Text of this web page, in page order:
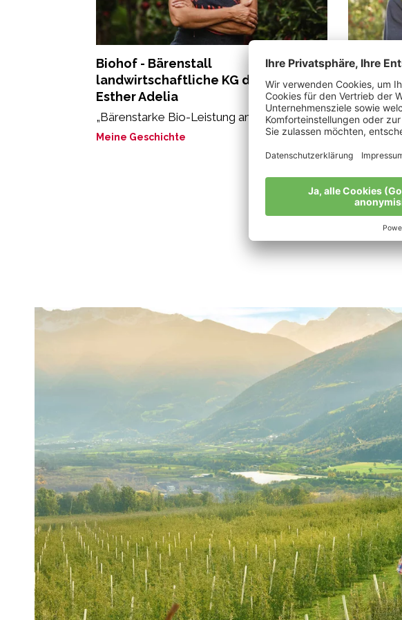
Biohof - Bärenstall
landwirtschaftliche KG der Stricker
Esther Adelia
„Bärenstarke Bio-Leistung am Bärenstall“
Meine Geschichte
"Ich
Boden
Meine